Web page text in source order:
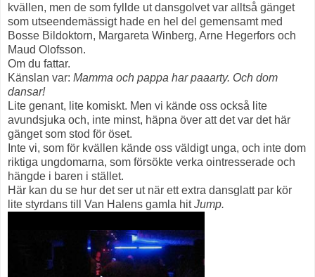
kvällen, men de som fyllde ut dansgolvet var alltså gänget
som utseendemässigt hade en hel del gemensamt med
Bosse Bildoktorn, Margareta Winberg, Arne Hegerfors och
Maud Olofsson.
Om du fattar.
Känslan var: Mamma och pappa har paaarty. Och dom
dansar!
Lite genant, lite komiskt. Men vi kände oss också lite
avundsjuka och, inte minst, häpna över att det var det här
gänget som stod för öset.
Inte vi, som för kvällen kände oss väldigt unga, och inte dom
riktiga ungdomarna, som försökte verka ointresserade och
hängde i baren i stället.
Här kan du se hur det ser ut när ett extra dansglatt par kör
lite styrdans till Van Halens gamla hitJump.